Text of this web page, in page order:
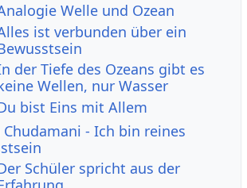
Welle und Ozean
ist verbunden über ein
der Tiefe des Ozeans gibt es
Wellen, nur Wasser
bist Eins mit Allem
Chudamani - Ich bin reines
Schüler spricht aus der